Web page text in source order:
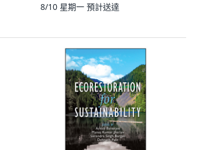
8/10 星期一 預計送達